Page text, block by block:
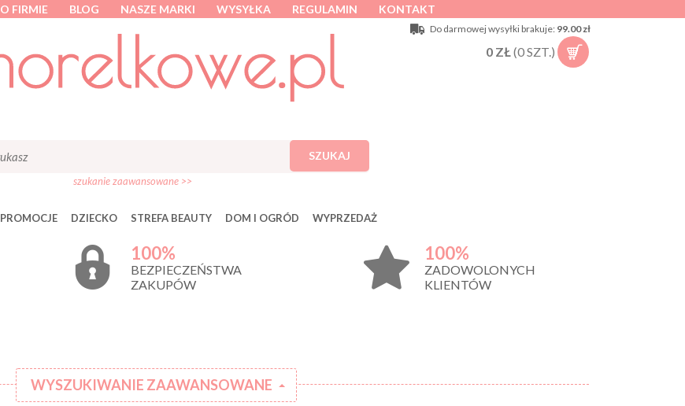
O FIRMIE BLOG NASZE MARKI WYSYŁKA REGULAMIN KONTAKT
Do darmowej wysyłki brakuje: 99.00 zł
0 ZŁ(0SZT.)
SZUKAJ
szukanie zaawansowane >>
PROMOCJE DZIECKO STREFA BEAUTY DOM I OGRÓD WYPRZEDAŻ
100%
BEZPIECZEŃSTWA
ZAKUPÓW
100%
ZADOWOLONYCH
KLIENTÓW
WYSZUKIWANIE ZAAWANSOWANE